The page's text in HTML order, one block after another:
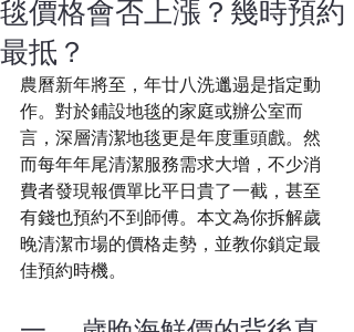
毯價格會否上漲？幾時預約
最抵？
農曆新年將至，年廿八洗邋遢是指定動
作。對於鋪設地毯的家庭或辦公室而
言，深層清潔地毯更是年度重頭戲。然
而每年年尾清潔服務需求大增，不少消
費者發現報價單比平日貴了一截，甚至
有錢也預約不到師傅。本文為你拆解歲
晚清潔市場的價格走勢，並教你鎖定最
佳預約時機。